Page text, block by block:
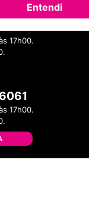
17h00.
17h00.
Entendi